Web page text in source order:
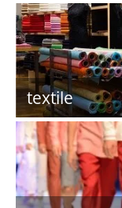
textile